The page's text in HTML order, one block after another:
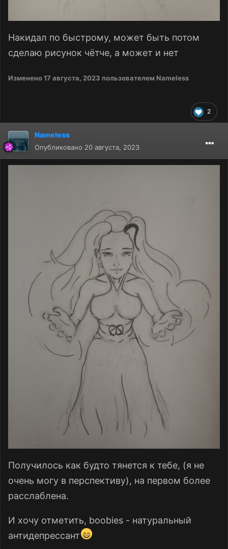
Накидал по быстрому, может быть потом
сделаю рисунок чётче, а может и нет
Изменено17 августа, 2023 пользователем Nameless
2
Nameless
Опубликовано 20 августа, 2023
Получилось как будто тянется к тебе, (я не
очень могу в перспективу), на первом более
расслаблена.
И хочу отметить, boobies - натуральный
антидепрессант